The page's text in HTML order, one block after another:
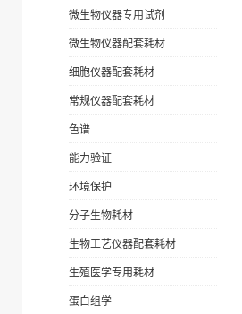
微生物仪器专用试剂
微生物仪器配套耗材
细胞仪器配套耗材
常规仪器配套耗材
色谱
能力验证
环境保护
分子生物耗材
生物工艺仪器配套耗材
生殖医学专用耗材
蛋白组学